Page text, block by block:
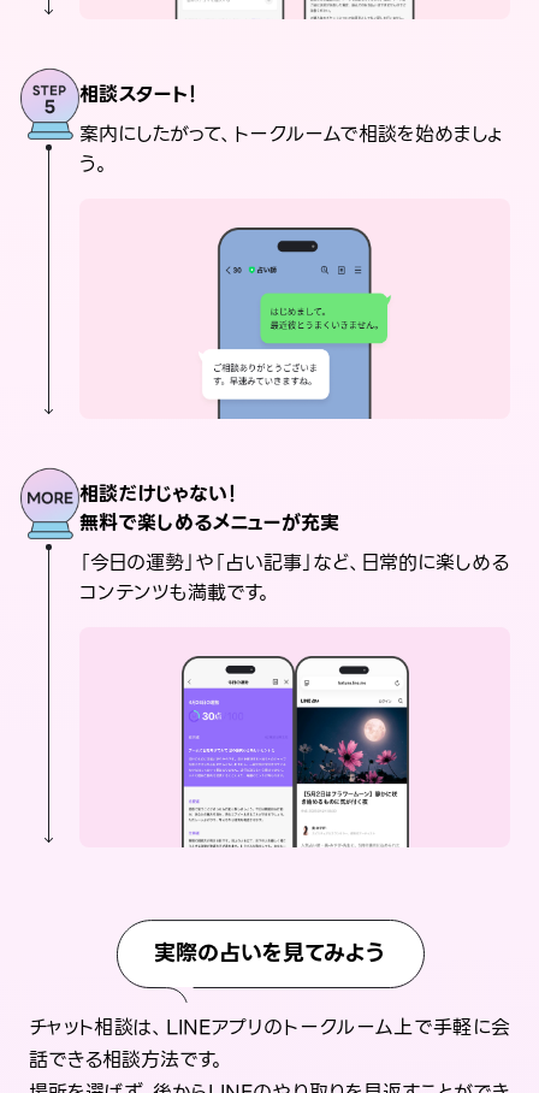
相談スタート！
案内にしたがって、トークルームで相談を始めましょ
う。
相談だけじゃない！
無料で楽しめるメニューが充実
「今日の運勢」や「占い記事」など、日常的に楽しめる
コンテンツも満載です。
実際の占いを見てみよう
チャット相談は、LINEアプリのトークルーム上で手軽に会
話できる相談方法です。